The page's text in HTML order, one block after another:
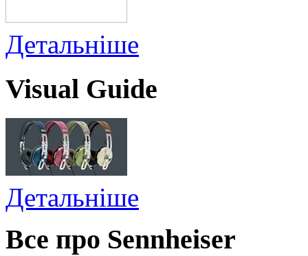
Детальніше
Visual Guide
Детальніше
Все про Sennheiser